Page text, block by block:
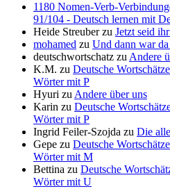
1180 Nomen-Verb-
91/104 - Deutsch lernen mit
Heide Streuberzu Jetzt seid
mohamed zu Und dann war
deutschwortschatz zu Andere
K.M. zu Deutsche
Wörter mit P
Hyuri zu Andere über uns
Karin zu Deutsche
Wörter mit P
Ingrid Feiler-Szojda zu Die
Gepe zu Deutsche
Wörter mit M
Bettina zu Deutsche
Wörter mit U